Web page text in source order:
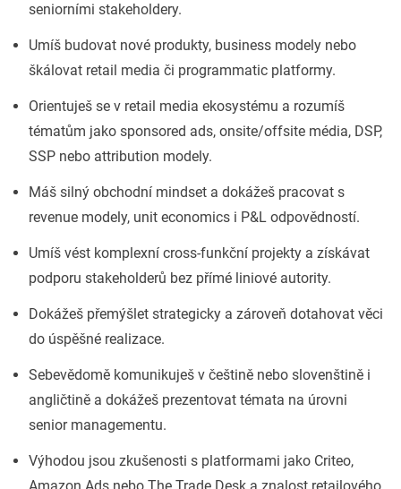
seniorními stakeholdery.
Umíš budovat nové produkty, business modely nebo
škálovat retail media či programmatic platformy.
Orientuješ se v retail media ekosystému a rozumíš
tématům jako sponsored ads, onsite/offsite média, DSP,
SSP nebo attribution modely.
Máš silný obchodní mindset a dokážeš pracovat s
revenue modely, unit economics i P&L odpovědností.
Umíš vést komplexní cross-funkční projekty a získávat
podporu stakeholderů bez přímé liniové autority.
Dokážeš přemýšlet strategicky a zároveň dotahovat věci
do úspěšné realizace.
Sebevědomě komunikuješ v češtině nebo slovenštině i
angličtině a dokážeš prezentovat témata na úrovni
senior managementu.
Výhodou jsou zkušenosti s platformami jako Criteo,